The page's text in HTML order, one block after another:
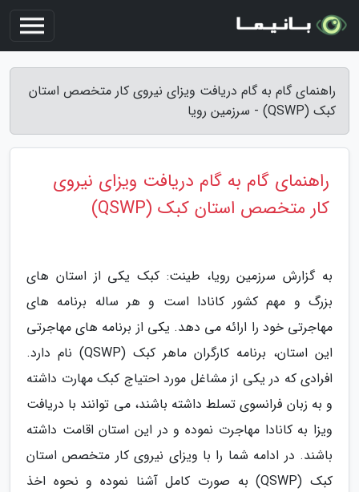
راهنمای گام به گام دریافت ویزای نیروی کار متخصص استان
کبک (QSWP) - سرزمین رویا
راهنمای گام به گام دریافت ویزای نیروی
کار متخصص استان کبک (QSWP)
به گزارش سرزمین رویا، طینت: کبک یکی از استان های
بزرگ و مهم کشور کانادا است و هر ساله برنامه های
مهاجرتی خود را ارائه می دهد. یکی از برنامه های مهاجرتی
این استان، برنامه کارگران ماهر کبک (QSWP) نام دارد.
افرادی که در یکی از مشاغل مورد احتیاج کبک مهارت داشته
و به زبان فرانسوی تسلط داشته باشند، می توانند با دریافت
ویزا به کانادا مهاجرت نموده و در این استان اقامت داشته
باشند. در ادامه شما را با ویزای نیروی کار متخصص استان
کبک (QSWP) به صورت کامل آشنا نموده و نحوه اخذ